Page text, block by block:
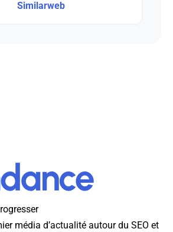
Similarweb
média d’actualité autour du SEO et